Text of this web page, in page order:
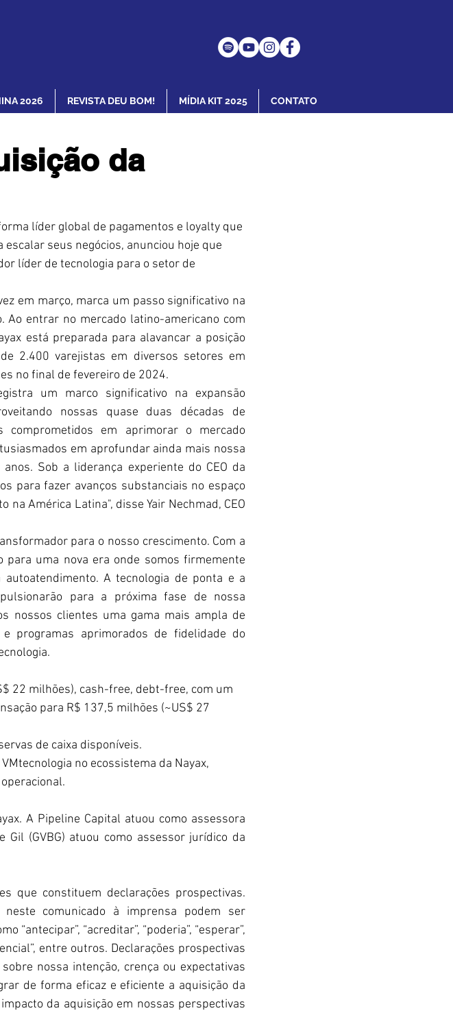
2026 REVISTA DEU BOM! MÍDIA KIT 2025 CONTATO
da
líder global de pagamentos e loyalty que
seus negócios, anunciou hoje que
líder de tecnologia para o setor de
em março, marca um passo significativo na
Ao entrar no mercado latino-americano com
está preparada para alavancar a posição
2.400 varejistas em diversos setores em
no final de fevereiro de 2024.
um marco significativo na expansão
nossas quase duas décadas de
comprometidos em aprimorar o mercado
em aprofundar ainda mais nossa
Sob a liderança experiente do CEO da
para fazer avanços substanciais no espaço
América Latina", disse Yair Nechmad, CEO
para o nosso crescimento. Com a
para uma nova era onde somos firmemente
A tecnologia de ponta e a
para a próxima fase de nossa
nossos clientes uma gama mais ampla de
programas aprimorados de fidelidade do
22 milhões), cash-free, debt-free, com um
para R$ 137,5 milhões (~US$ 27
de caixa disponíveis.
no ecossistema da Nayax,
A Pipeline Capital atuou como assessora
(GVBG) atuou como assessor jurídico da
que constituem declarações prospectivas.
comunicado à imprensa podem ser
“acreditar”, “poderia”, “esperar”,
entre outros. Declarações prospectivas
nossa intenção, crença ou expectativas
de forma eficaz e eficiente a aquisição da
da aquisição em nossas perspectivas